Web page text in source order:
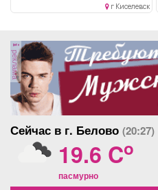
г Киселевск
реклама
Сейчас в г. Белово (20:27)
19.6 Co
пасмурно